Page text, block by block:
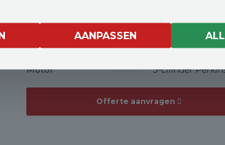
Gewicht
Hefhoogte
Motor 3-cilinder
Offerte aanvragen
AANPASSEN